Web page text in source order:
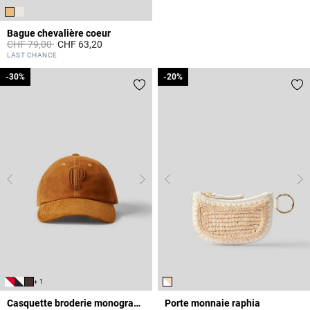
Bague chevalière coeur
Prix réduit à partir de
CHF 79,00àCHF 63,20
3.4 out of 5 Customer Rating
LAST CHANCE
+ 1
Casquette broderie monogramme CP cuir
-30%
-30%
Porte monnaie raphia
-20%
-20%